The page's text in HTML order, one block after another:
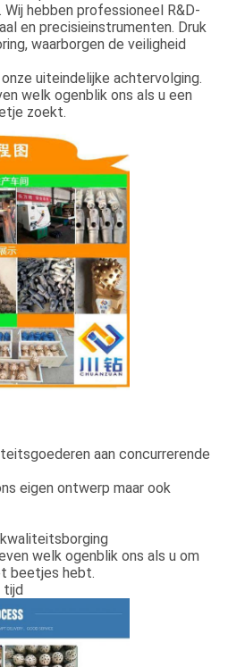
hebben professioneel R&D-
en precisieinstrumenten. Druk
waarborgen de veiligheid
uiteindelijke achtervolging.
welk ogenblik ons als u een
zoekt.
aan concurrerende
eigen ontwerp maar ook
welk ogenblik ons als u om
beetjes hebt.
tijd